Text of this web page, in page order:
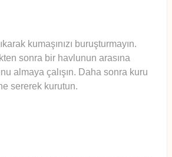
kumaşınızı buruşturmayın.
sonra bir havlunun arasına
almaya çalışın. Daha sonra kuru
sererek kurutun.